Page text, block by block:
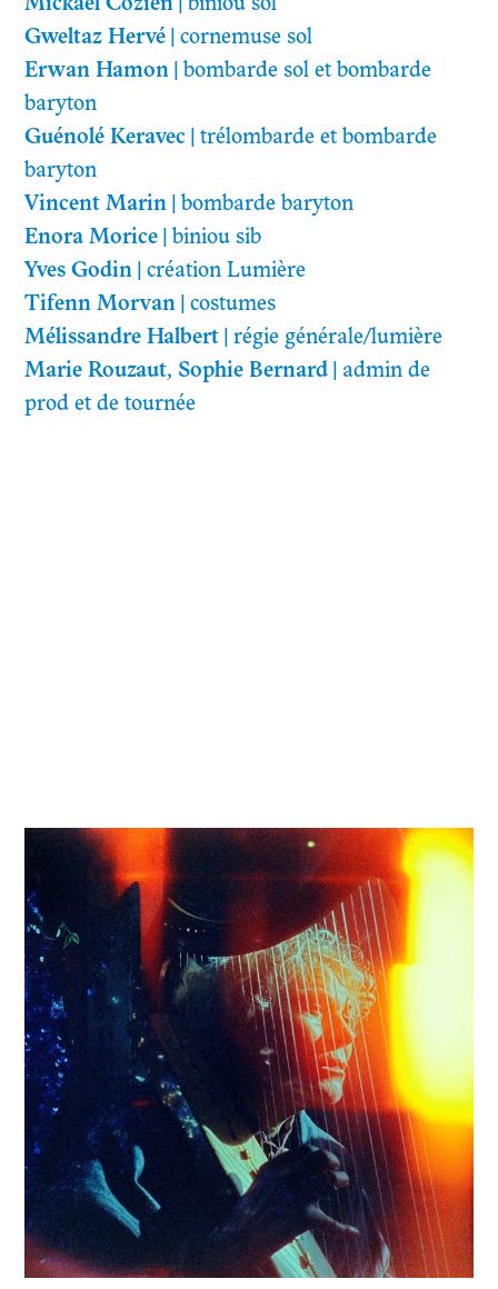
Gweltaz Hervé
cornemuse sol
Erwan Hamon
bombarde sol et bombarde
baryton
Guénolé Keravec
trélombarde et bombarde
baryton
Vincent Marin
bombarde baryton
Enora Morice
biniou sib
Yves Godin
création Lumière
Tifenn Morvan
costumes
Mélissandre Halbert
| régie générale/lumière
Marie Rouzaut, Sophie Bernard
admin de
prod et de tournée